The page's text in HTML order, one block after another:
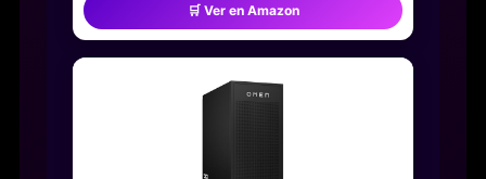
🛒 Ver en Amazon